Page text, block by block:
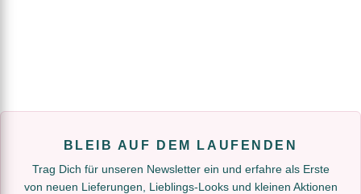
BLEIB AUF DEM LAUFENDEN
Trag Dich für unseren Newsletter ein und erfahre als Erste
von neuen Lieferungen, Lieblings-Looks und kleinen Aktionen